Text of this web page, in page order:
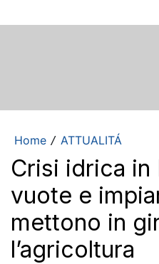
Home / ATTUALITÁ
Crisi idrica in
vuote e
mettono in
l’agricoltura